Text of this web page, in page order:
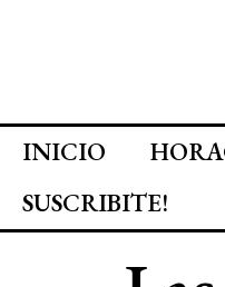
INICIO
SUSCRIBITE!